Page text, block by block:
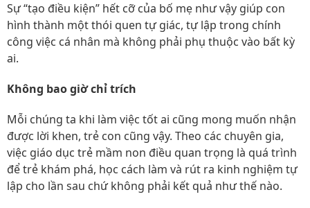
Sự “tạo điều kiện” hết cỡ của bố mẹ như vậy giúp con
hình thành một thói quen tự giác, tự lập trong chính
công việc cá nhân mà không phải phụ thuộc vào bất kỳ
ai.
Không bao giờ chỉ trích
Mỗi chúng ta khi làm việc tốt ai cũng mong muốn nhận
được lời khen, trẻ con cũng vậy. Theo các chuyên gia,
việc giáo dục trẻ mầm non điều quan trọng là quá trình
để trẻ khám phá, học cách làm và rút ra kinh nghiệm tự
lập cho lần sau chứ không phải kết quả như thế nào.